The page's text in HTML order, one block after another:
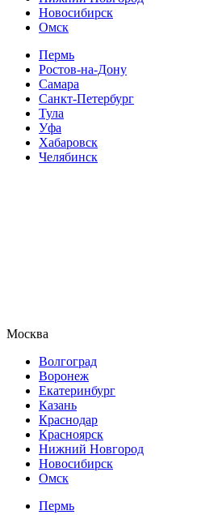
Новосибирск
Омск
Пермь
Ростов-на-Дону
Самара
Санкт-Петербург
Тула
Уфа
Хабаровск
Челябинск
Москва
Волгоград
Воронеж
Екатеринбург
Казань
Краснодар
Красноярск
Нижний Новгород
Новосибирск
Омск
Пермь